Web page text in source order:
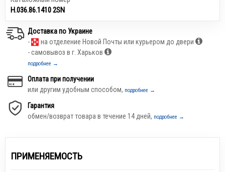
Н.036.86.1410 2SN
Доставка по Украине
-
на отделение Новой Почты или курьером до двери
- самовывоз в г. Харьков
подробнее →
Оплата при получении
или другим удобным способом, подробнее →
Гарантия
обмен/возврат товара в течение 14 дней, подробнее →
ПРИМЕНЯЕМОСТЬ